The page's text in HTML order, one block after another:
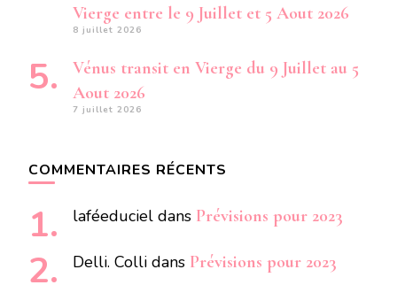
Vierge entre le 9 Juillet et 5 Aout 2026
8 juillet 2026
Vénus transit en Vierge du 9 Juillet au 5
Aout 2026
7 juillet 2026
COMMENTAIRES RÉCENTS
laféeduciel dans Prévisions pour 2023
Delli. Colli dans Prévisions pour 2023